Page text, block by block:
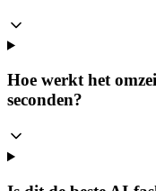
Hoe werkt het
seconden?